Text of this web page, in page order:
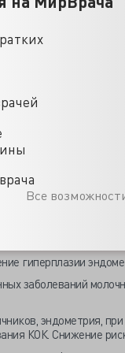
Все
аденомиоза.
50-70%.
20% и более.
артрита на 30-
на годы.
костной ткани на
голоса
гиперплазии
заболеваний
эндометрия,
КОК. Снижение